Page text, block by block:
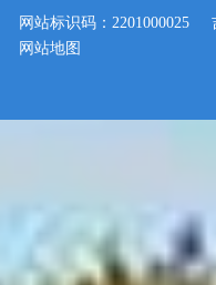
网站标识码：2201000025
网站地图